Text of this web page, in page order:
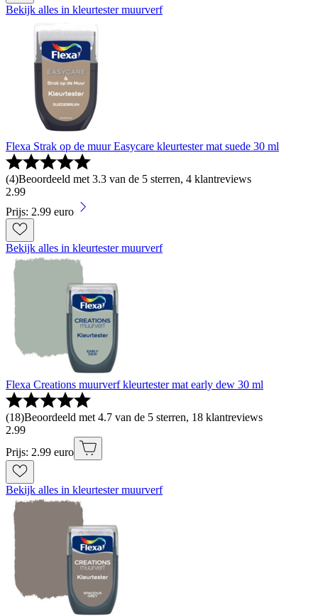
Bekijk alles in kleurtester muurverf
Flexa Strak op de muur Easycare kleurtester mat suede 30 ml
(4)Beoordeeld met 3.3 van de 5 sterren, 4 klantreviews
2.99
Prijs: 2.99 euro
Bekijk alles in kleurtester muurverf
Flexa Creations muurverf kleurtester mat early dew 30 ml
(18)Beoordeeld met 4.7 van de 5 sterren, 18 klantreviews
2.99
Prijs: 2.99 euro
Bekijk alles in kleurtester muurverf